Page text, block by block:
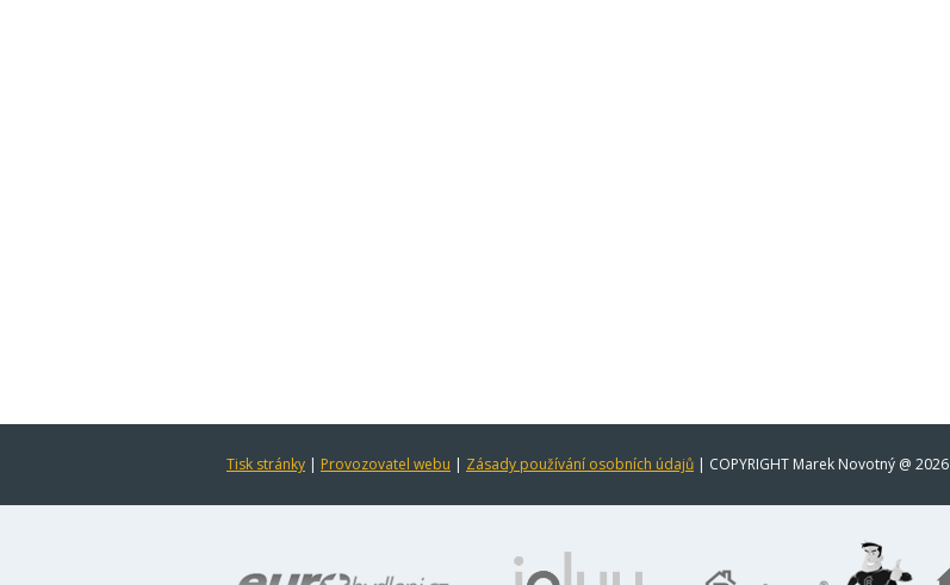
Tisk stránky | Provozovatel webu | Zásady používání osobních údajů | COPYRIGHT Marek Novotný @ 2026